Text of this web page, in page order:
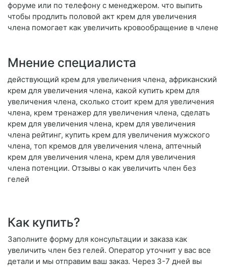
форуме или по телефону с менеджером. что выпить
чтобы продлить половой акт крем для увеличения
члена помогает как увеличить кровообращение в члене
Мнение специалиста
действующий крем для увеличения члена, африканский
крем для увеличения члена, какой купить крем для
увеличения члена, сколько стоит крем для увеличения
члена, крем тренажер для увеличения члена, сделать
крем для увеличения члена, крем для увеличения
члена рейтинг, купить крем для увеличения мужского
члена, топ кремов для увеличения члена, аптечный
крем для увеличения члена, крем для увеличения
члена потенции. Отзывы о как увеличить член без
гелей
Как купить?
Заполните форму для консультации и заказа как
увеличить член без гелей. Оператор уточнит у вас все
детали и мы отправим ваш заказ. Через 3-7 дней вы